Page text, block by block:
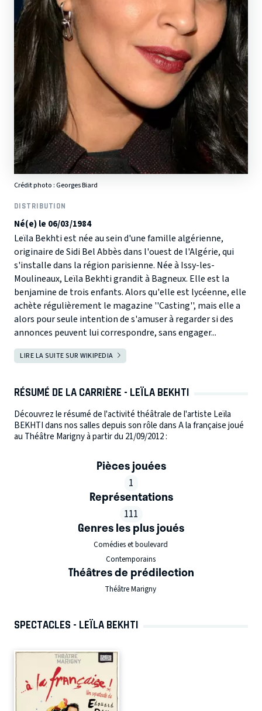
Crédit photo :Georges Biard
DISTRIBUTION
Né(e) le 06/03/1984
Leïla Bekhti est née au sein d'une famille algérienne,
originaire de Sidi Bel Abbès dans l'ouest de l'Algérie, qui
s'installe dans la région parisienne. Née à Issy-les-
Moulineaux, Leïla Bekhti grandit à Bagneux. Elle est la
benjamine de trois enfants. Alors qu'elle est lycéenne, elle
achète régulièrement le magazine ''Casting'', mais elle a
alors pour seule intention de s'amuser à regarder si des
annonces peuvent lui correspondre, sans engager...
LIRE LA SUITE SUR WIKIPEDIA
RÉSUMÉ DE LA CARRIÈRE - LEÏLA BEKHTI
Découvrez le résumé de l'activité théâtrale de l'artiste Leïla
BEKHTI dans nos salles depuis son rôle dans A la française joué
au Théâtre Marigny à partir du 21/09/2012 :
Pièces jouées
1
Représentations
111
Genres les plus joués
Comédies et boulevard
Contemporains
Théâtres de prédilection
Théâtre Marigny
SPECTACLES - LEÏLA BEKHTI